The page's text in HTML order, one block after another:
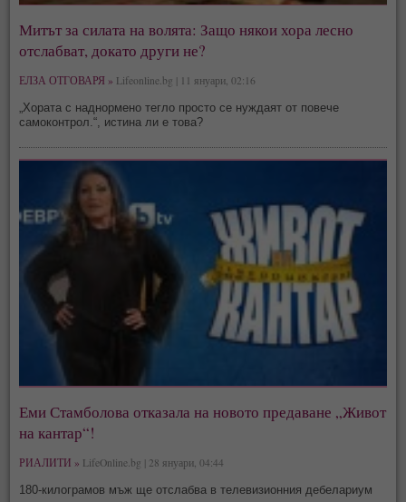
Митът за силата на волята: Защо някои хора лесно
отслабват, докато други не?
ЕЛЗА ОТГОВАРЯ » Lifeonline.bg | 11 януари, 02:16
„Хората с наднормено тегло просто се нуждаят от повече
самоконтрол.“, истина ли е това?
Еми Стамболова отказала на новото предаване „Живот
на кантар“!
РИАЛИТИ » LifeOnline.bg | 28 януари, 04:44
180-килограмов мъж ще отслабва в телевизионния дебелариум